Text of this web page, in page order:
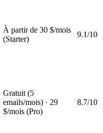
À partir de 30 $/mois
(Starter)
9.1/10
Gratuit (5
emails/mois) · 29
$/mois (Pro)
8.7/10